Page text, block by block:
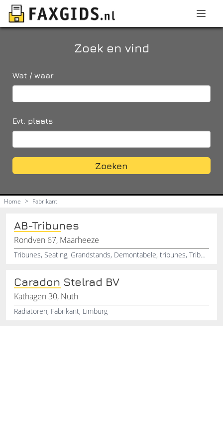
Zoek en vind
Wat / waar
Evt. plaats
Zoeken
Home > Fabrikant
AB-Tribunes
Rondven 67, Maarheeze
Tribunes, Seating, Grandstands, Demontabele, tribunes, Tribünen, Stahlrohr, Tribünen, Portable, seatings
Caradon Stelrad BV
Kathagen 30, Nuth
Radiatoren, Fabrikant, Limburg